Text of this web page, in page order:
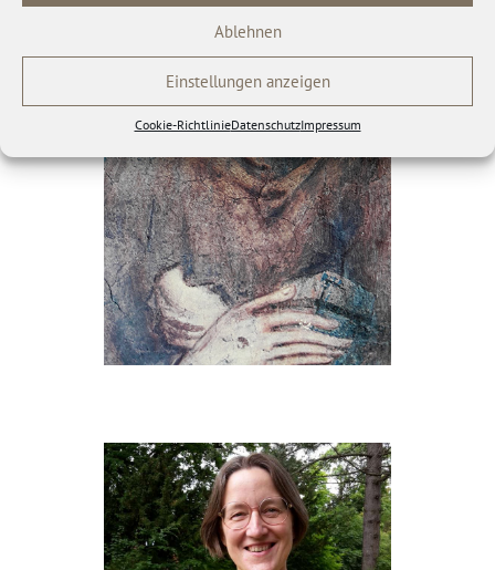
Ablehnen
Einstellungen anzeigen
Cookie-RichtlinieDatenschutzImpressum